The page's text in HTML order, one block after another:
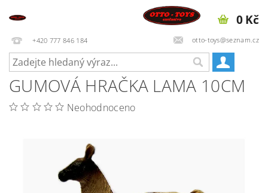
+420 777 846 184 otto-toys@seznam.cz
0 Kč
GUMOVÁ HRAČKA LAMA 10CM
Neohodnoceno